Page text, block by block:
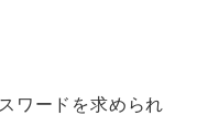
ワードを求められ